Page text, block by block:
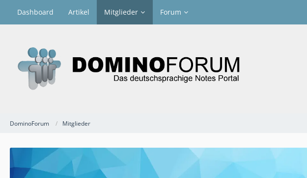
Dashboard Artikel Mitglieder Forum
DominoForum Mitglieder